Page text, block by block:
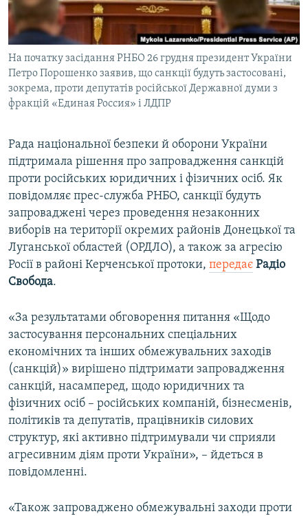
ВІДЕОУРОКИ «ELIFBE»
СВІДЧЕННЯ ОКУПАЦІЇ
УКРАЇНСЬКА ПРОБЛЕМА КРИМУ
ІНФОГРАФІКА
Русский
Qırımtatar
ДОЛУЧАЙСЯ!
Усі сайти RFE/RL
На початку засідання РНБО 26 грудня президент України
Петро Порошенко заявив, що санкції будуть застосовані,
зокрема, проти депутатів російської Державної думи з
фракцій «Единая Россия» і ЛДПР
Рада національної безпеки й оборони України
підтримала рішення про запровадження санкцій
проти російських юридичних і фізичних осіб. Як
повідомляє прес-служба РНБО, санкції будуть
запроваджені через проведення незаконних
виборів на території окремих районів Донецької та
Луганської областей (ОРДЛО), а також за агресію
Росії в районі Керченської протоки, передає Радіо
Свобода.
«За результатами обговорення питання «Щодо
застосування персональних спеціальних
економічних та інших обмежувальних заходів
(санкцій)» вирішено підтримати запровадження
санкцій, насамперед, щодо юридичних та
фізичних осіб – російських компаній, бізнесменів,
політиків та депутатів, працівників силових
структур, які активно підтримували чи сприяли
агресивним діям проти України», – йдеться в
повідомленні.
«Також запроваджено обмежувальні заходи проти